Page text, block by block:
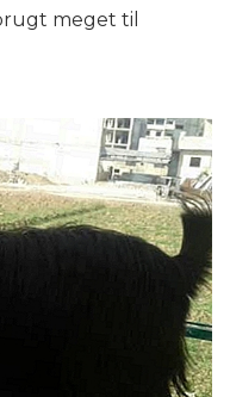
meget til